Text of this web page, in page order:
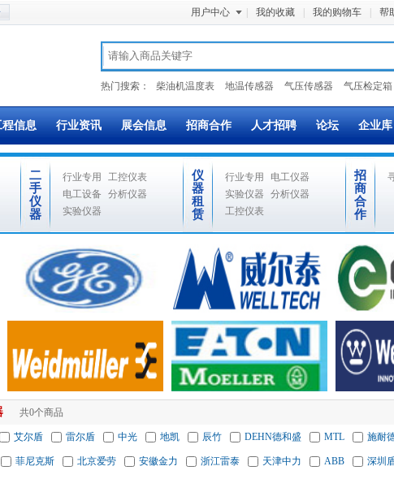
用户中心 我的收藏 我的购物车 帮
热门搜索： 柴油机温度表 地温传感器 气压传感器 气压检定箱
程信息 行业资讯 展会信息 招商合作 人才招聘 论坛 企业库
二
手
仪
器
行业专用
工控仪表
电工设备
分析仪器
实验仪器
仪
器
租
赁
行业专用
电工仪器
实验仪器
分析仪器
工控仪表
招
商
合
作
共0个商品
艾尔盾 雷尔盾 中光 地凯 辰竹 DEHN德和盛 MTL 施耐
菲尼克斯 北京爱劳 安徽金力 浙江雷泰 天津中力 ABB 深圳